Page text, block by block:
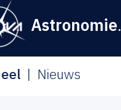
Astronomie
Nieuws